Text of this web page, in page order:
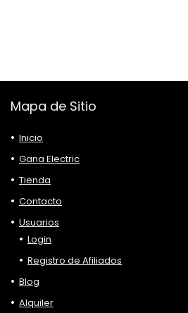
Mapa de Sitio
Inicio
Gana Electric
Tienda
Contacto
Usuarios
Login
Registro de Afiliados
Blog
Alquiler